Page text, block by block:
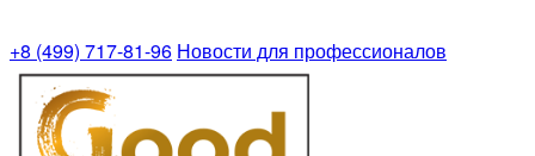
+8 (499) 717-81-96 Новости для профессионалов